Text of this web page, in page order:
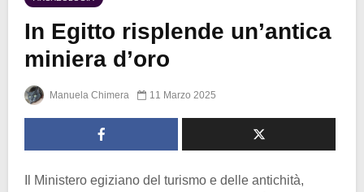
In Egitto risplende un’antica
miniera d’oro
Manuela Chimera 11 Marzo 2025
Il Ministero egiziano del turismo e delle antichità,